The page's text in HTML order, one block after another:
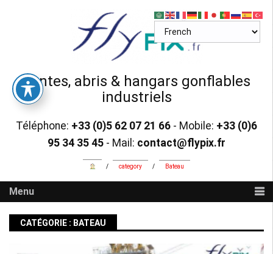
Tentes, abris & hangars gonflables
industriels
Téléphone: +33 (0)5 62 07 21 66 - Mobile: +33 (0)6
95 34 35 45 - Mail: contact@flypix.fr
/ category / Bateau
Menu
CATÉGORIE : BATEAU